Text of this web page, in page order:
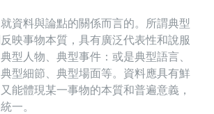
資料與論點的關係而言的。所謂典型
映事物本質，具有廣泛代表性和說服
型人物、典型事件：或是典型語言、
型細節、典型場面等。資料應具有鮮
能體現某一事物的本質和普遍意義，
一。